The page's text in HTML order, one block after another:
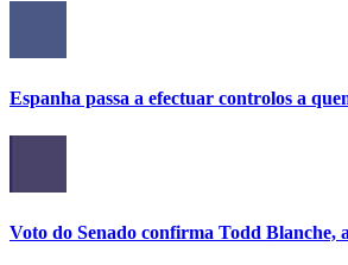
Espanha passa a efectuar controlos a
Voto do Senado confirma Todd